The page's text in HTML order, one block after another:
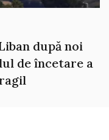
după noi
de încetare a